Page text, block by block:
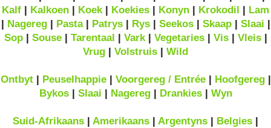
Kalf | Kalkoen | Koek | Koekies | Konyn | Krokodil | Lam
| Nagereg| Pasta| Patrys| Rys| Seekos| Skaap| Slaai |
Sop| Souse| Tarentaal | Vark| Vegetaries| Vis| Vleis|
Vrug | Volstruis | Wild
Ontbyt| Peuselhappie| Voorgereg / Entrée| Hoofgereg|
Bykos| Slaai | Nagereg| Drankies| Wyn
Suid-Afrikaans | Amerikaans | Argentyns | Belgies |